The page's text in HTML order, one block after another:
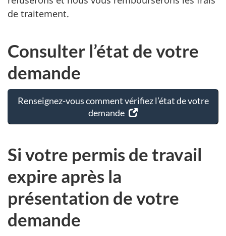
de traitement.
Consulter l’état de votre
demande
Renseignez-vous comment vérifiez l’état de votre
demande (s’ouvre
dans
nouvel
onglet)
Si votre permis de travail
expire après la
présentation de votre
demande